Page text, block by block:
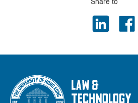
Share to